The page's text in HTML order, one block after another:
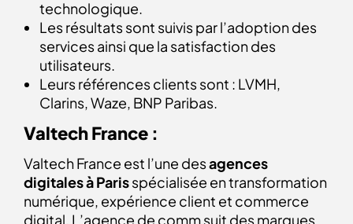
technologique.
Les résultats sont suivis par l’adoption des
services ainsi que la satisfaction des
utilisateurs.
Leurs références clients sont : LVMH,
Clarins, Waze, BNP Paribas.
Valtech France :
Valtech France est l’une desagences
digitales à Parisspécialisée en transformation
numérique, expérience client et commerce
digital. L’agence de comm suit des marques